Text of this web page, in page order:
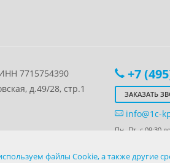
7715754390
д.49/28, стр.1
+7
ЗАКАЗАТЬ
info@1c-
Пн.-Пт. с 09:30
указанных на настоящем сайте,
файлы Cookie, а также другие